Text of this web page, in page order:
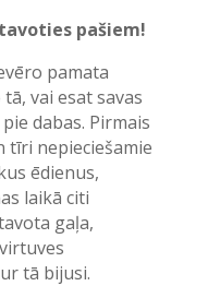
pašiem!
pamata
vai esat savas
dabas. Pirmais
tīri nepieciešamie
ēdienus,
laikā citi
gaļa,
tā bijusi.